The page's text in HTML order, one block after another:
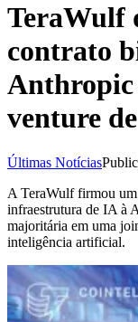
TeraWulf
contrato
Anthropic
venture
Últimas Notícias
A TeraWulf firmou
infraestrutura de IA à
majoritária em uma
inteligência artificial.